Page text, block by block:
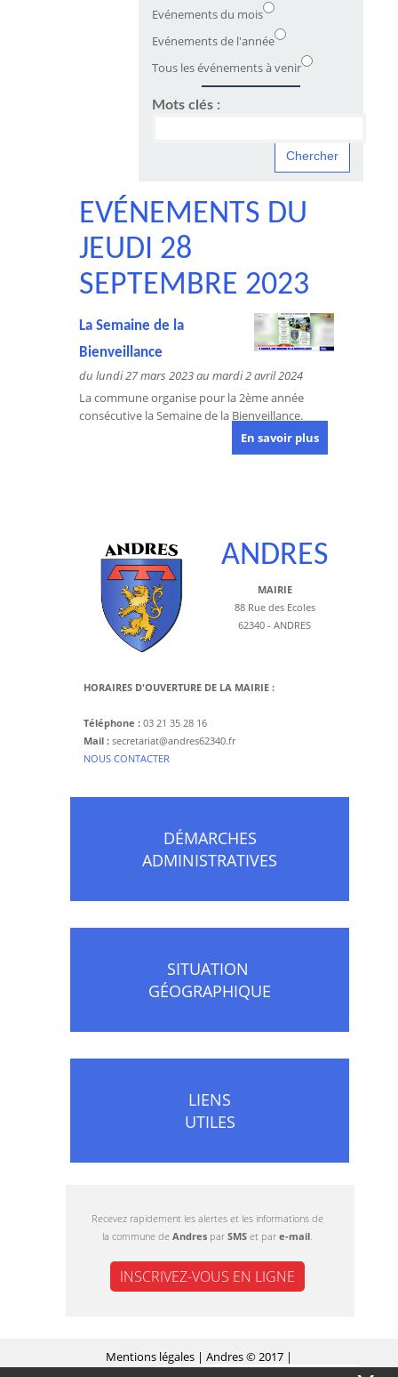
Evénements du mois
Evénements de l'année
Tous les événements à venir
Mots clés :
EVÉNEMENTS DU
JEUDI 28
SEPTEMBRE 2023
La Semaine de la
Bienveillance
du lundi 27 mars 2023 au mardi 2 avril 2024
La commune organise pour la 2ème année
consécutive la Semaine de la Bienveillance.
En savoir plus
ANDRES
MAIRIE
88 Rue des Ecoles
62340 - ANDRES
HORAIRES D'OUVERTURE DE LA MAIRIE :
Téléphone : 03 21 35 28 16
Mail : secretariat@andres62340.fr
​NOUS CONTACTER
DÉMARCHES
ADMINISTRATIVES
SITUATION
GÉOGRAPHIQUE
LIENS
UTILES
Recevez rapidement les alertes et les informations de
la commune de Andres par SMS et par e-mail.
INSCRIVEZ-VOUS EN LIGNE
Mentions légales | Andres © 2017 |